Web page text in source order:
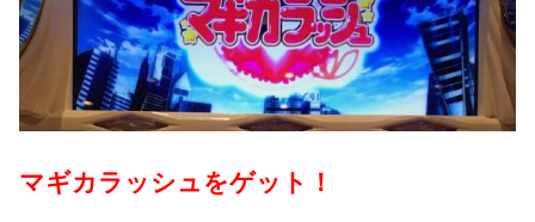
マギカラッシュをゲット！